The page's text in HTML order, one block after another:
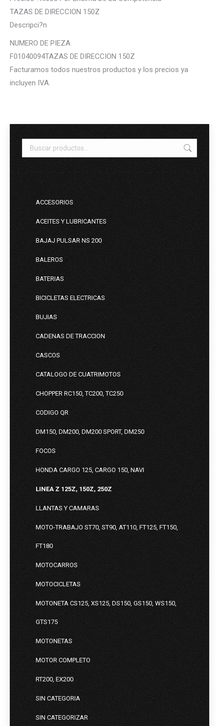
TAZAS DE DIRECCION 150Z
Descripci?n
NUMERO DE PIEZA
F01040094TAZAS DE DIRECCION 150Z
Facturamos todos nuestros productos y los precios ya
incluyen IVA.
ACCESORIOS
ACEITES Y LUBRICANTES
BAJAJ PULSAR NS 200
BALEROS
BATERIAS
BICICLETAS ELECTRICAS
BUJIAS
CADENAS DE TRACCION
CASCOS
CATALOGO DE CUATRIMOTOS
CHOPPER RC150, TC200, TC250
CODIGO QR
DM150, DM200, DM200 SPORT, DM250
FOCOS
HONDA CARGO 125, CARGO 150, NAVI
LINEA Z 125Z, 150Z, 250Z
LLANTAS Y CAMARAS
MOTO-TRABAJO ST70, ST90, AT110, FT125, FT150,
FT180
MOTOCARROS
MOTOCICLETAS
MOTONETA CS125, XS125, DS150, GS150, WS150,
GTS175
MOTONETAS
MOTOR COMPLETO
RT200, EX200
SIN CATEGORIA
SIN CATEGORIZAR